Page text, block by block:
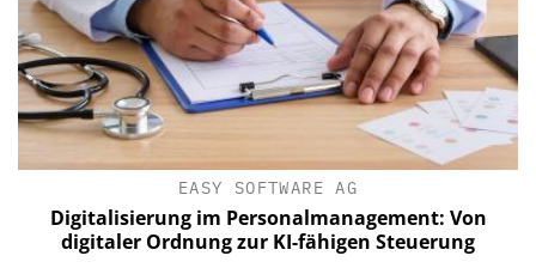
EASY SOFTWARE AG
Digitalisierung im Personalmanagement: Von
digitaler Ordnung zur KI-fähigen Steuerung